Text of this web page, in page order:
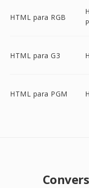
HTML para RGB
HTML para G3
HTML para PGM